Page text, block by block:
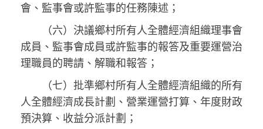
會、監事會或許監事的任務陳述；
（六）決議鄉村所有人全體經濟組織理事會
成員、監事會成員或許監事的報答及重要運營治
理職員的聘請、解職和報答；
（七）批準鄉村所有人全體經濟組織的所有
人全體經濟成長計劃、營業運營打算、年度財政
預決算、收益分派計劃；